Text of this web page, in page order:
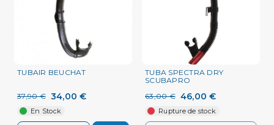
TUBAIR BEUCHAT
37,90 € 34,00 €
En Stock
TUBA SPECTRA DRY
SCUBAPRO
63,00 € 46,00 €
Rupture de stock